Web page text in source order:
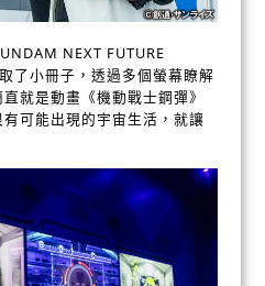
NEXT FUTURE
了小冊子，透過多個螢幕瞭解
就是動畫《機動戰士鋼彈》
可能出現的宇宙生活，就讓